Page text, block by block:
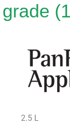
2.5 L